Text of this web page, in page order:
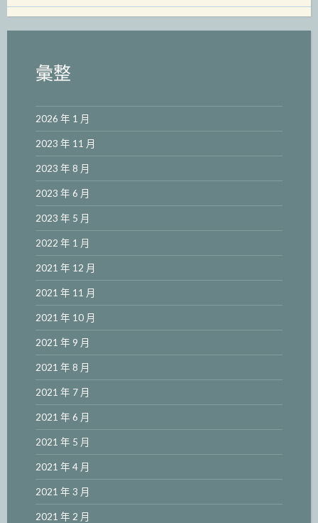
彙整
2026 年 1 月
2023 年 11 月
2023 年 8 月
2023 年 6 月
2023 年 5 月
2022 年 1 月
2021 年 12 月
2021 年 11 月
2021 年 10 月
2021 年 9 月
2021 年 8 月
2021 年 7 月
2021 年 6 月
2021 年 5 月
2021 年 4 月
2021 年 3 月
2021 年 2 月